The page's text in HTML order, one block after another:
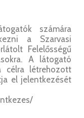
számára
a Szarvasi
Felelősségű
A látogató
célra létrehozott
el jelentkezését